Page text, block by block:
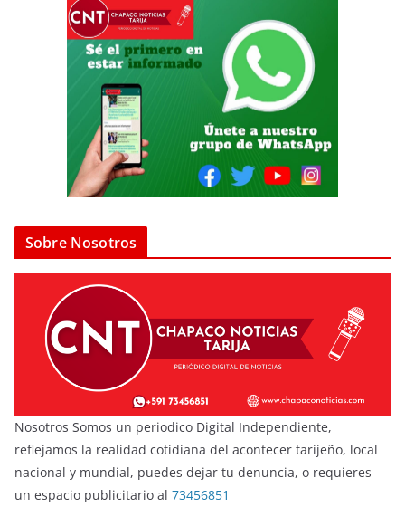
Sobre Nosotros
Nosotros Somos un periodico Digital Independiente,
reflejamos la realidad cotidiana del acontecer tarijeño, local
nacional y mundial, puedes dejar tu denuncia, o requieres
un espacio publicitario al 73456851